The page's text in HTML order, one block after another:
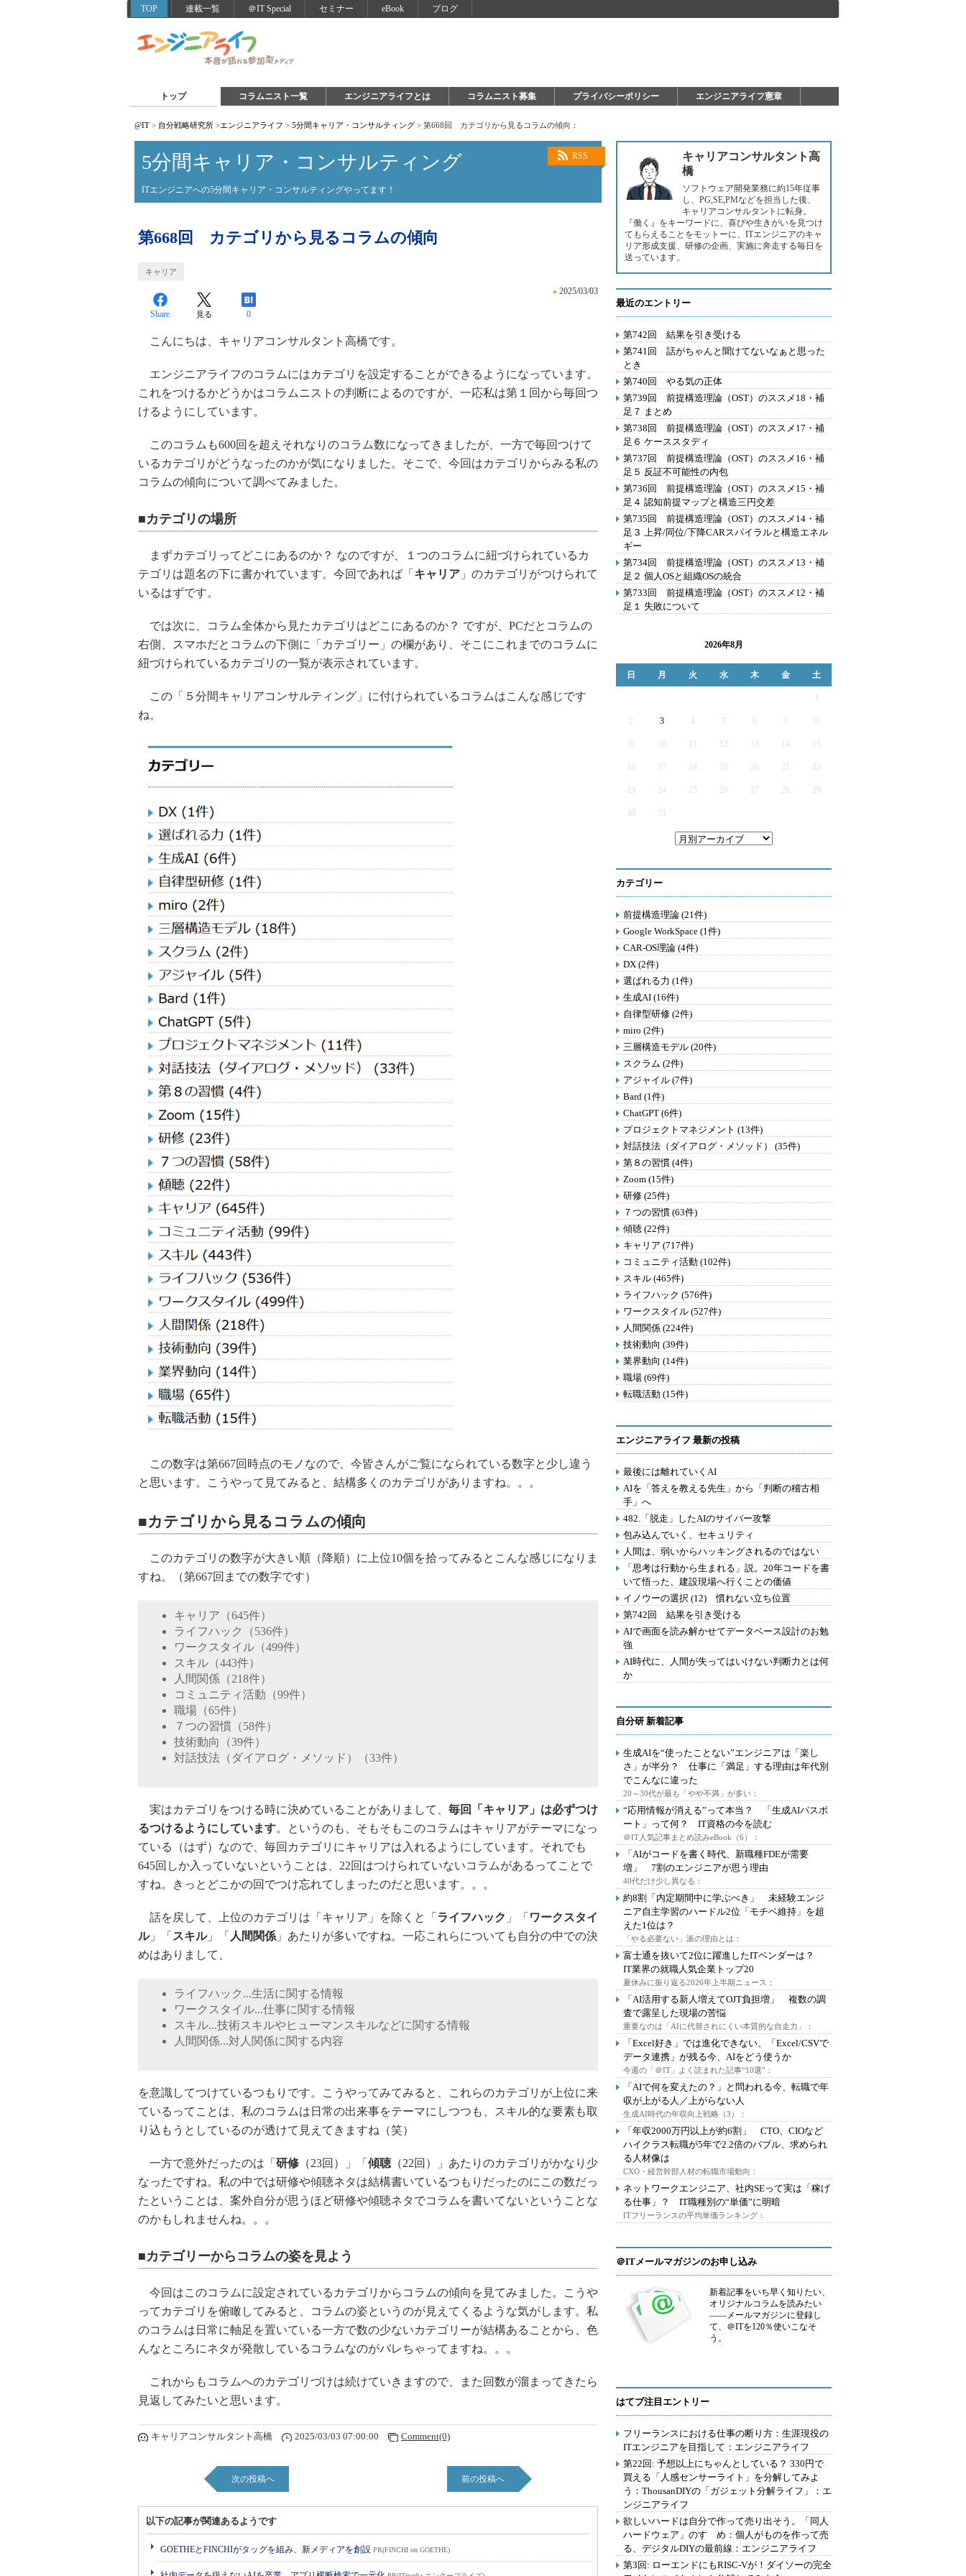
TOP 連載一覧 ＠IT Special セミナー eBook ブログ
トップ コラムニスト一覧 エンジニアライフとは コラムニスト募集 プライバシーポリシー エンジニアライフ憲章
@IT > 自分戦略研究所 >エンジニアライフ > 5分間キャリア・コンサルティング > 第668回 カテゴリから見るコラムの傾向：
RSS
5分間キャリア・コンサルティング
ITエンジニアへの5分間キャリア・コンサルティングやってます！
第668回 カテゴリから見るコラムの傾向
キャリア
» 2025/03/03
Share 見る 0
こんにちは、キャリアコンサルタント高橋です。
エンジニアライフのコラムにはカテゴリを設定することができるようになっています。
これをつけるかどうかはコラムニストの判断によるのですが、一応私は第１回から毎回つ
けるようにしています。
このコラムも600回を超えそれなりのコラム数になってきましたが、一方で毎回つけて
いるカテゴリがどうなったのかが気になりました。そこで、今回はカテゴリからみる私の
コラムの傾向について調べてみました。
■カテゴリの場所
まずカテゴリってどこにあるのか？ なのですが、１つのコラムに紐づけられているカ
テゴリは題名の下に書かれています。今回であれば「 キャリア 」のカテゴリがつけられて
いるはずです。
では次に、コラム全体から見たカテゴリはどこにあるのか？ ですが、PCだとコラムの
右側、スマホだとコラムの下側に「カテゴリー」の欄があり、そこにこれまでのコラムに
紐づけられているカテゴリの一覧が表示されています。
この「５分間キャリアコンサルティング」に付けられているコラムはこんな感じです
ね。
この数字は第667回時点のモノなので、今皆さんがご覧になられている数字と少し違う
と思います。こうやって見てみると、結構多くのカテゴリがありますね。。。
■カテゴリから見るコラムの傾向
このカテゴリの数字が大きい順（降順）に上位10個を拾ってみるとこんな感じになりま
すね。（第667回までの数字です）
キャリア（645件）
ライフハック（536件）
ワークスタイル（499件）
スキル（443件）
人間関係（218件）
コミュニティ活動（99件）
職場（65件）
７つの習慣（58件）
技術動向（39件）
対話技法（ダイアログ・メソッド）（33件）
実はカテゴリをつける時に決めていることがありまして、 毎回「キャリア」は必ずつけ
るつけるようにしています。というのも、そもそもこのコラムはキャリアがテーマになっ
ている（はず）なので、毎回カテゴリにキャリアは入れるようにしています。それでも
645回しか入っていないということは、22回はつけられていないコラムがあるってことで
すね。きっとどこかの回でつけ忘れてしまったのだと思います。。。
話を戻して、上位のカテゴリは「キャリア」を除くと「 ライフハック 」「 ワークスタイ
ル」「 スキル」「 人間関係 」あたりが多いですね。一応これらについても自分の中での決
めはありまして、
ライフハック...生活に関する情報
ワークスタイル...仕事に関する情報
スキル...技術スキルやヒューマンスキルなどに関する情報
人間関係...対人関係に関する内容
を意識してつけているつもりです。こうやってみてみると、これらのカテゴリが上位に来
ているってことは、私のコラムは日常の出来事をテーマにしつつも、スキル的な要素も取
り込もうとしているのが透けて見えてきますね（笑）
一方で意外だったのは「 研修 （23回）」「 傾聴（22回）」あたりのカテゴリがかなり少
なったですね。私の中では研修や傾聴ネタは結構書いているつもりだったのにこの数だっ
たということは、案外自分が思うほど研修や傾聴ネタでコラムを書いてないということな
のかもしれませんね。。。
■カテゴリーからコラムの姿を見よう
今回はこのコラムに設定されているカテゴリからコラムの傾向を見てみました。こうや
ってカテゴリを俯瞰してみると、コラムの姿というのが見えてくるような気がします。私
のコラムは日常に軸足を置いている一方で数の少ないカテゴリーが結構あることから、色
んなところにネタが発散しているコラムなのがバレちゃってますね。。。
これからもコラムへのカテゴリづけは続けていきますので、また回数が溜まってきたら
見返してみたいと思います。
キャリアコンサルタント高橋 2025/03/03 07:00:00 Comment(0)
次の投稿へ 前の投稿へ
以下の記事が関連あるようです
GOETHEとFINCHIがタッグを組み、新メディアを創設 PR(FINCHI on GOETHE)
キャリアコンサルタント高
橋
ソフトウェア開発業務に約15年従事
し、PG,SE,PMなどを担当した後、
キャリアコンサルタントに転身。
『働く』をキーワードに、喜びや生きがいを見つけ
てもらえることをモットーに、ITエンジニアのキャ
リア形成支援、研修の企画、実施に奔走する毎日を
送っています。
最近のエントリー
第742回 結果を引き受ける
第741回 話がちゃんと聞けてないなぁと思った
とき
第740回 やる気の正体
第739回 前提構造理論（OST）のススメ18・補
足７ まとめ
第738回 前提構造理論（OST）のススメ17・補
足６ ケーススタディ
第737回 前提構造理論（OST）のススメ16・補
足５ 反証不可能性の内包
第736回 前提構造理論（OST）のススメ15・補
足４ 認知前提マップと構造三円交差
第735回 前提構造理論（OST）のススメ14・補
足３ 上昇/同位/下降CARスパイラルと構造エネル
ギー
第734回 前提構造理論（OST）のススメ13・補
足２ 個人OSと組織OSの統合
第733回 前提構造理論（OST）のススメ12・補
足１ 失敗について
2026年8月
日 月 火 水 木 金 土
2 3 4 5 6 7
9 12 13 14 15
16 17 19 20 21 22
23 24 25 26 27 28 29
30 31
カテゴリー
前提構造理論 (21件)
Google WorkSpace (1件)
CAR-OS理論 (4件)
DX (2件)
選ばれる力 (1件)
生成AI (16件)
自律型研修 (2件)
miro (2件)
三層構造モデル (20件)
スクラム (2件)
アジャイル (7件)
Bard (1件)
ChatGPT (6件)
プロジェクトマネジメント (13件)
対話技法（ダイアログ・メソッド） (35件)
第８の習慣 (4件)
Zoom (15件)
研修 (25件)
７つの習慣 (63件)
傾聴 (22件)
キャリア (717件)
コミュニティ活動 (102件)
スキル (465件)
ライフハック (576件)
ワークスタイル (527件)
人間関係 (224件)
技術動向 (39件)
業界動向 (14件)
職場 (69件)
転職活動 (15件)
エンジニアライフ 最新の投稿
最後には離れていくAI
AIを「答えを教える先生」から「判断の稽古相
手」へ
482.「脱走」したAIのサイバー攻撃
包み込んでいく、セキュリティ
人間は、弱いからハッキングされるのではない
「思考は行動から生まれる」説。20年コードを書
いて悟った、建設現場へ行くことの価値
イノウーの選択 (12) 慣れない立ち位置
第742回 結果を引き受ける
AIで画面を読み解かせてデータベース設計のお勉
強
AI時代に、人間が失ってはいけない判断力とは何
か
自分研 新着記事
生成AIを“使ったことない”エンジニアは「楽し
さ」が半分？ 仕事に「満足」する理由は年代別
でこんなに違った
20～30代が最も「やや不満」が多い：
“応用情報が消える”って本当？ 「生成AIパスポ
ート」って何？ IT資格の今を読む
＠IT人気記事まとめ読みeBook（6）：
「AIがコードを書く時代、新職種FDEが需要
増」 7割のエンジニアが思う理由
40代だけ少し異なる：
約8割「内定期間中に学ぶべき」 未経験エンジ
ニア自主学習のハードル2位「モチベ維持」を超
えた1位は？
「やる必要ない」派の理由とは：
富士通を抜いて2位に躍進したITベンダーは？
IT業界の就職人気企業トップ20
夏休みに振り返る2026年上半期ニュース：
「AI活用する新人増えてOJT負担増」 複数の調
査で露呈した現場の苦悩
重要なのは「AIに代替されにくい本質的な自走力」：
「Excel好き」では進化できない、「Excel/CSVで
データ連携」が残る今、AIをどう使うか
今週の「＠IT」よく読まれた記事“10選”：
「AIで何を変えたの？」と問われる今、転職で年
収が上がる人／上がらない人
生成AI時代の年収向上戦略（3）：
「年収2000万円以上が約6割」 CTO、CIOなど
ハイクラス転職が5年で2.2倍のバブル、求められ
る人材像は
CXO・経営幹部人材の転職市場動向：
ネットワークエンジニア、社内SEって実は「稼げ
る仕事」？ IT職種別の“単価”に明暗
ITフリーランスの平均単価ランキング：
＠ITメールマガジンのお申し込み
新着記事をいち早く知りたい、
オリジナルコラムを読みたい
――メールマガジンに登録し
て、＠ITを120％使いこなそ
う。
はてブ注目エントリー
フリーランスにおける仕事の断り方：生涯現役の
ITエンジニアを目指して：エンジニアライフ
第22回: 予想以上にちゃんとしている？ 330円で
買える「人感センサーライト」を分解してみよ
う：ThousanDIYの「ガジェット分解ライフ」：エ
ンジニアライフ
欲しいハードは自分で作って売り出そう。「同人
ハードウェア」のすゝめ：個人がものを作って売
る、デジタルDIYの最前線：エンジニアライフ
第3回: ローエンドにもRISC-Vが！ダイソーの完全